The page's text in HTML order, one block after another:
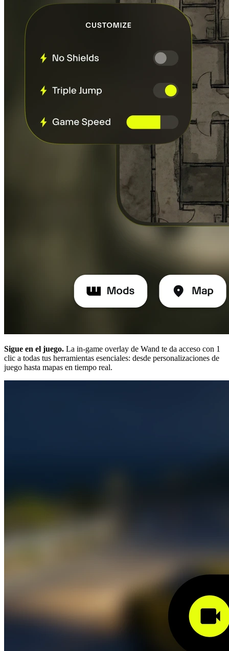
Sigue en el juego. La in-game overlay de Wand te da acceso con 1
clic a todas tus herramientas esenciales: desde personalizaciones de
juego hasta mapas en tiempo real.